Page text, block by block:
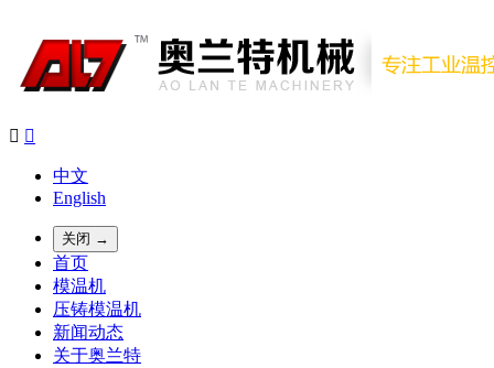
 
中文
English
关闭 →
首页
模温机
压铸模温机
新闻动态
关于奥兰特